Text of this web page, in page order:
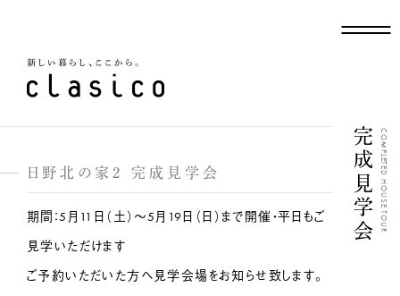
完成見学会COMPLETED HOUSE TOUR
日野北の家2 完成見学会
期間：5月11日（土）～5月19日（日）まで開催・平日もご
見学いただけます
ご予約いただいた方へ見学会場をお知らせ致します。